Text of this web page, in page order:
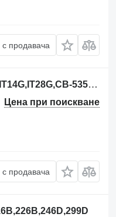
продавача
Стартер CTP 143-0541 за челен товарач Caterpillar 924G,928G,930G,IT14G,IT28G,CB-535B,CS-433E
Цена при поискване
продавача